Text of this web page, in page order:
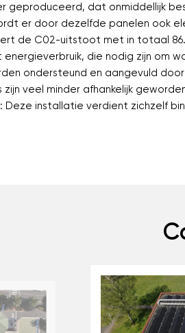
geproduceerd, dat onmiddellijk
er door dezelfde panelen ook
de C02-uitstoot met in totaal
energieverbruik, die nodig zijn om
ondersteund en aangevuld
veel minder afhankelijk
installatie verdient zichzelf